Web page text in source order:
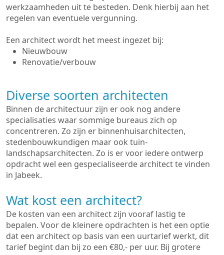
werkzaamheden uit te besteden. Denk hierbij aan het
regelen van eventuele vergunning.
Een architect wordt het meest ingezet bij:
Nieuwbouw
Renovatie/verbouw
Diverse soorten architecten
Binnen de architectuur zijn er ook nog andere
specialisaties waar sommige bureaus zich op
concentreren. Zo zijn er binnenhuisarchitecten,
stedenbouwkundigen maar ook tuin-
landschapsarchitecten. Zo is er voor iedere ontwerp
opdracht wel een gespecialiseerde architect te vinden
in Jabeek.
Wat kost een architect?
De kosten van een architect zijn vooraf lastig te
bepalen. Voor de kleinere opdrachten is het een optie
dat een architect op basis van een uurtarief werkt, dit
tarief begint dan bij zo een €80,- per uur. Bij grotere